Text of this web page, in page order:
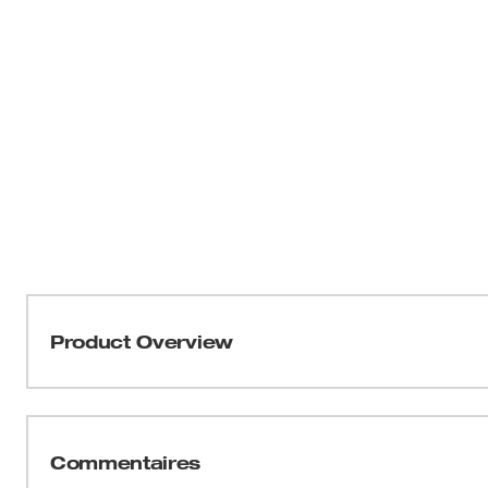
Product Overview
protection WEAR-DEFENSE MC offrent la durée de
dextérité pour des applications exigeantes. Dotés d’un
mobilité totale, ces gants offrent un ajustement plus
Commentaires